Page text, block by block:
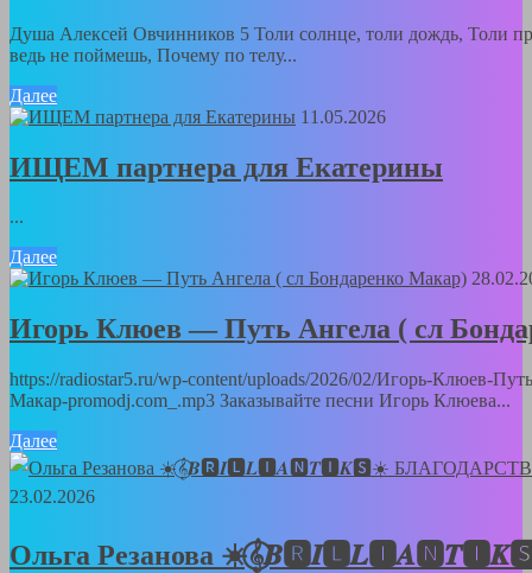
Душа Алексей Овчинников 5 Толи солнце, толи дождь, Толи
ведь не поймешь, Почему по телу...
Далее
11.05.2026
ИЩЕМ партнера для Екатерины
...
Далее
Игорь Клюев — Путь Ангела ( сл
https://radiostar5.ru/wp-content/uploads/2026/02/Игорь-Клюев-
Макар-promodj.com_.mp3 Заказывайте песни Игорь Клюева...
Далее
23.02.2026
Ольга Резанова